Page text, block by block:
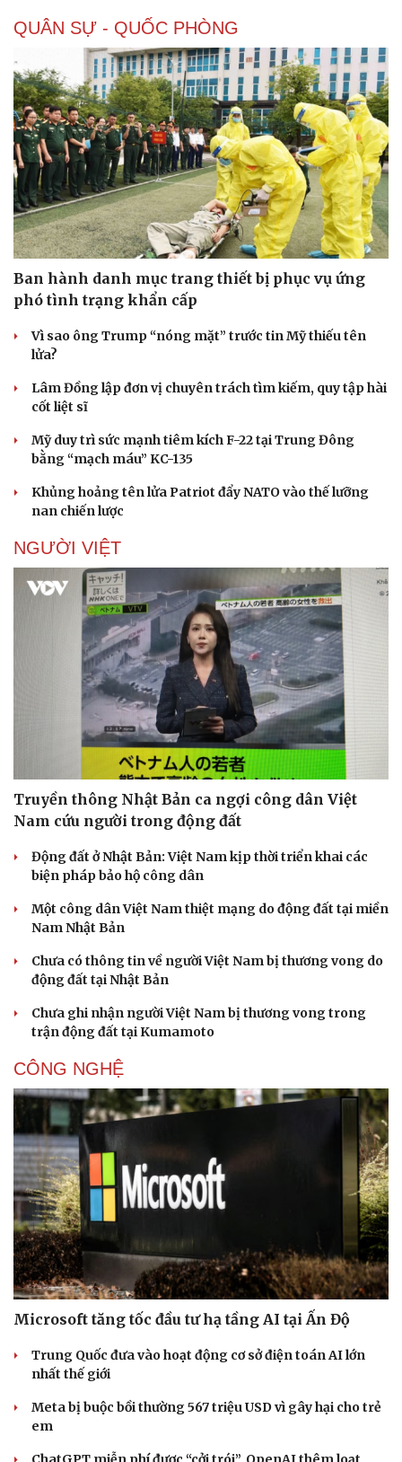
Văn hóa
Văn học
Âm nhạc
Thời trang
QUÂN SỰ - QUỐC PHÒNG
Ban hành danh mục trang thiết bị phục vụ ứng
phó tình trạng khẩn cấp
Vì sao ông Trump “nóng mặt” trước tin Mỹ thiếu tên
lửa?
Lâm Đồng lập đơn vị chuyên trách tìm kiếm, quy tập hài
cốt liệt sĩ
Mỹ duy trì sức mạnh tiêm kích F-22 tại Trung Đông
bằng “mạch máu” KC-135
Khủng hoảng tên lửa Patriot đẩy NATO vào thế lưỡng
nan chiến lược
NGƯỜI VIỆT
Truyền thông Nhật Bản ca ngợi công dân Việt
Nam cứu người trong động đất
Động đất ở Nhật Bản: Việt Nam kịp thời triển khai các
biện pháp bảo hộ công dân
Một công dân Việt Nam thiệt mạng do động đất tại miền
Nam Nhật Bản
Chưa có thông tin về người Việt Nam bị thương vong do
động đất tại Nhật Bản
Chưa ghi nhận người Việt Nam bị thương vong trong
trận động đất tại Kumamoto
CÔNG NGHỆ
Microsoft tăng tốc đầu tư hạ tầng AI tại Ấn Độ
Trung Quốc đưa vào hoạt động cơ sở điện toán AI lớn
nhất thế giới
Meta bị buộc bồi thường 567 triệu USD vì gây hại cho trẻ
em